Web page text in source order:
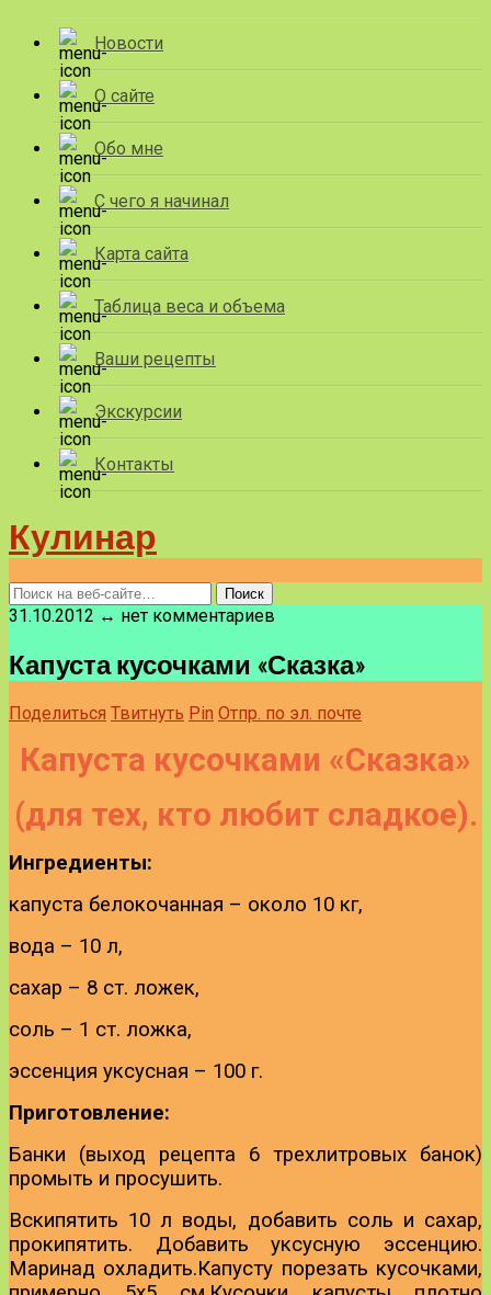
Новости
О сайте
Обо мне
С чего я начинал
Карта сайта
Таблица веса и объема
Ваши рецепты
Экскурсии
Контакты
Кулинар
31.10.2012 ↔ нет комментариев
Капуста кусочками «Сказка»
Поделиться Твитнуть Pin Отпр. по эл. почте
Капуста кусочками «Сказка»
(для тех, кто любит сладкое).
Ингредиенты:
капуста белокочанная – около 10 кг,
вода – 10 л,
сахар – 8 ст. ложек,
соль – 1 ст. ложка,
эссенция уксусная – 100 г.
Приготовление:
Банки (выход рецепта 6 трехлитровых банок)
промыть и просушить.
Вскипятить 10 л воды, добавить соль и сахар,
прокипятить. Добавить уксусную эссенцию.
Маринад охладить.Капусту порезать кусочками,